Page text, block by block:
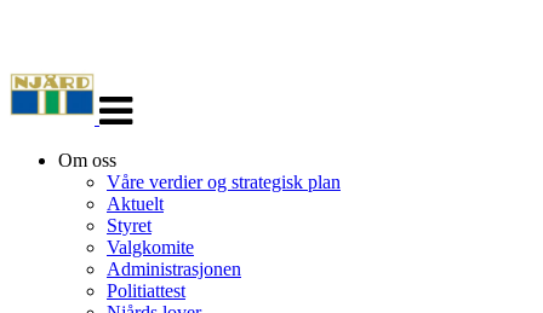
navigasjon
Om oss
Våre verdier og strategisk plan
Aktuelt
Styret
Valgkomite
Administrasjonen
Politiattest